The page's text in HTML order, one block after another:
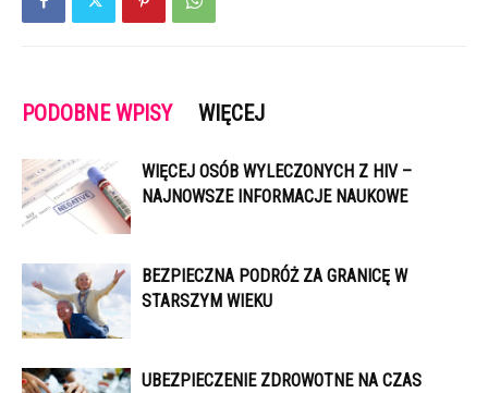
PODOBNE WPISY WIĘCEJ
WIĘCEJ OSÓB WYLECZONYCH Z HIV –
NAJNOWSZE INFORMACJE NAUKOWE
BEZPIECZNA PODRÓŻ ZA GRANICĘ W
STARSZYM WIEKU
UBEZPIECZENIE ZDROWOTNE NA CZAS